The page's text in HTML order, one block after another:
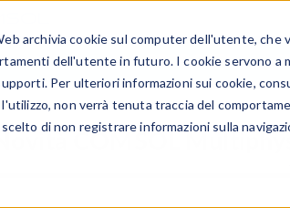
archivia cookie sul computer dell'utente, che
dell'utente in futuro. I cookie servono a
Per ulteriori informazioni sui cookie,
non verrà tenuta traccia del
di non registrare informazioni sulla
PRODOTTI
COMSOL